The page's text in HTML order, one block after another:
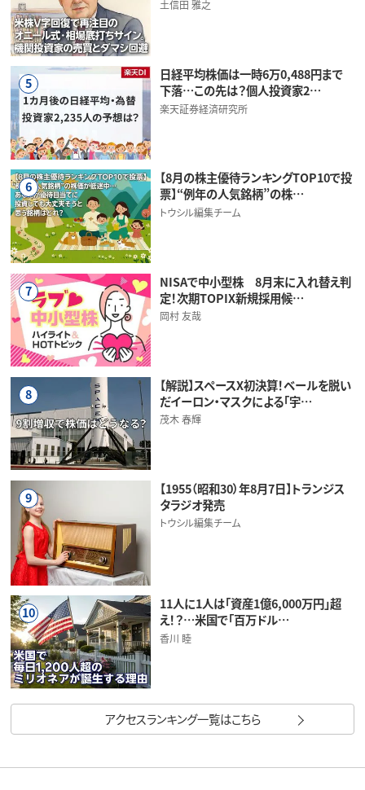
土信田 雅之
5
日経平均株価は一時6万0,488円まで
下落…この先は？個人投資家2…
楽天証券経済研究所
6
【8月の株主優待ランキングTOP10で投
票】“例年の人気銘柄”の株…
トウシル編集チーム
7
NISAで中小型株 8月末に入れ替え判
定！次期TOPIX新規採用候…
岡村 友哉
8
【解説】スペースX初決算！ベールを脱い
だイーロン・マスクによる「宇…
茂木 春輝
9
【1955（昭和30）年8月7日】トランジス
タラジオ発売
トウシル編集チーム
10
11人に1人は「資産1億6,000万円」超
え！？…米国で「百万ドル…
香川 睦
アクセスランキング一覧はこちら